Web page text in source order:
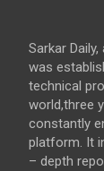
Sarkar
was
technical
world,three
constantly
platform. It
– depth